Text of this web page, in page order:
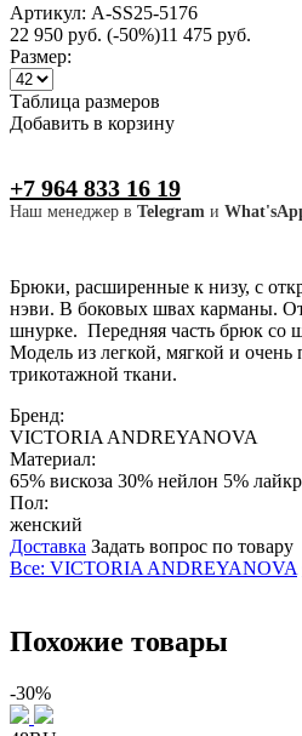
Артикул: A-SS25-5176
22 950 руб. (-50%)11 475 руб.
Размер:
Таблица размеров
Добавить в корзину
+7 964 833 16 19
Наш менеджер в Telegram и
Брюки, расширенные к низу, с
нэви. В боковых швах карманы.
шнурке. Передняя часть брюк со
Модель из легкой, мягкой и очень
трикотажной ткани.
Бренд:
VICTORIA ANDREYANOVA
Материал:
65% вискоза 30% нейлон 5%
Пол:
женский
Доставка Задать вопрос по товару
Все: VICTORIA ANDREYANOVA
Похожие товары
-30%